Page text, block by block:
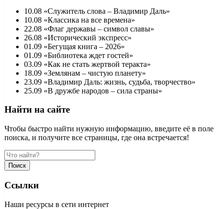
10.08 «Служитель слова – Владимир Даль»
10.08 «Классика на все времена»
22.08 «Флаг державы – символ славы»
26.08 «Исторический экспресс»
01.09 «Бегущая книга – 2026»
01.09 «Библиотека ждет гостей»
03.09 «Как не стать жертвой теракта»
18.09 «Землянам – чистую планету»
23.09 «Владимир Даль: жизнь, судьба, творчество»
25.09 «В дружбе народов – сила страны»
Найти на сайте
Чтобы быстро найти нужную информацию, введите её в поле
поиска, и получите все страницы, где она встречается!
Поиск
Ссылки
Наши ресурсы в сети интернет